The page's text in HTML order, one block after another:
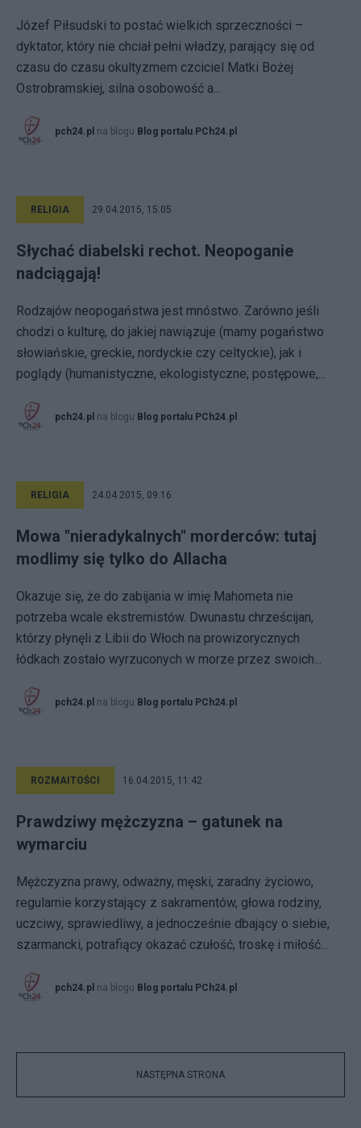
Józef Piłsudski to postać wielkich sprzeczności –
dyktator, który nie chciał pełni władzy, parający się od
czasu do czasu okultyzmem czciciel Matki Bożej
Ostrobramskiej, silna osobowość a...
pch24.pl na blogu Blog portalu PCh24.pl
RELIGIA 29.04.2015, 15:05
Słychać diabelski rechot. Neopoganie
nadciągają!
Rodzajów neopogaństwa jest mnóstwo. Zarówno jeśli
chodzi o kulturę, do jakiej nawiązuje (mamy pogaństwo
słowiańskie, greckie, nordyckie czy celtyckie), jak i
poglądy (humanistyczne, ekologistyczne, postępowe,...
pch24.pl na blogu Blog portalu PCh24.pl
RELIGIA 24.04.2015, 09:16
Mowa "nieradykalnych" morderców: tutaj
modlimy się tylko do Allacha
Okazuje się, że do zabijania w imię Mahometa nie
potrzeba wcale ekstremistów. Dwunastu chrześcijan,
którzy płynęli z Libii do Włoch na prowizorycznych
łódkach zostało wyrzuconych w morze przez swoich...
pch24.pl na blogu Blog portalu PCh24.pl
ROZMAITOŚCI 16.04.2015, 11:42
Prawdziwy mężczyzna – gatunek na
wymarciu
Mężczyzna prawy, odważny, męski, zaradny życiowo,
regularnie korzystający z sakramentów, głowa rodziny,
uczciwy, sprawiedliwy, a jednocześnie dbający o siebie,
szarmancki, potrafiący okazać czułość, troskę i miłość...
pch24.pl na blogu Blog portalu PCh24.pl
NASTĘPNA STRONA